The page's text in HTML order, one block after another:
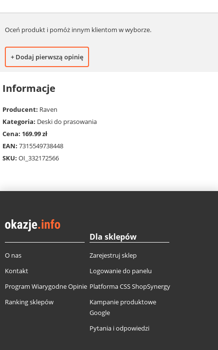
Oceń produkt i pomóż innym klientom w wyborze.
+ Dodaj pierwszą opinię
Informacje
Producent: Raven
Kategoria: Deski do prasowania
Cena: 169.99 zł
EAN: 7315549738448
SKU: OI_332172566
O nas
Kontakt
Program Wiarygodne Opinie
Ranking sklepów
Dla sklepów
Zarejestruj sklep
Logowanie do panelu
Platforma CSS ShopSynergy
Kampanie produktowe
Google
Pytania i odpowiedzi